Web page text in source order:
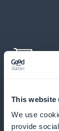
This website
We use
provide
komme